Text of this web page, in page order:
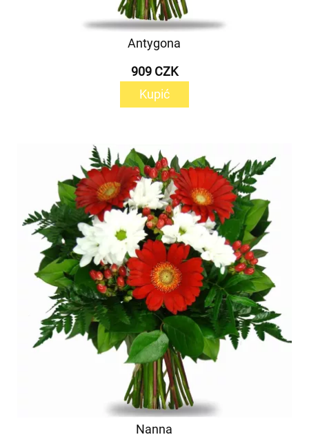
Antygona
909 CZK
Kupić
Nanna